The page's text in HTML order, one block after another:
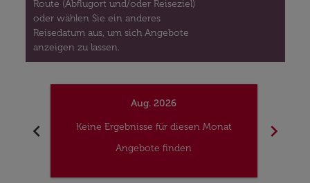
Route (Abflugort und/oder Reiseziel)
oder wählen Sie ein anderes
Reisedatum aus, um sich Angebote
anzeigen zu lassen.
chevron_left
Aug. 2026
Keine Ergebnisse für diesen Monat
Angebote finden
chevron_right